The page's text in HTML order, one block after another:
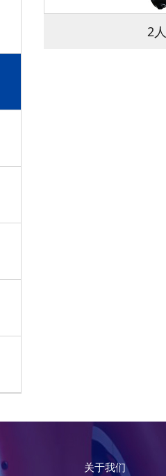
2
关于我们